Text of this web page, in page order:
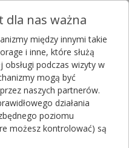
i ferie
2023-12-06 11:24
Łuczyński
nas ważna
między innymi takie
i inne, które służą
podczas wizyty w
mogą być
naszych partnerów.
działania
poziomu
możesz kontrolować) są